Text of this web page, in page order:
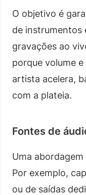
O objetivo é
de instrumentos
gravações ao
porque volume
artista acelera,
com a plateia.
Fontes de
Uma
Por exemplo,
ou de saídas